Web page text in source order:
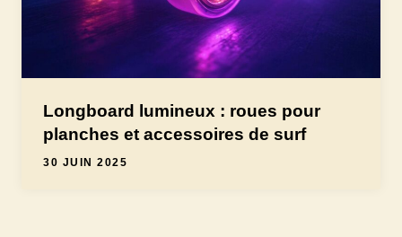
Longboard lumineux : roues pour
planches et accessoires de surf
30 JUIN 2025